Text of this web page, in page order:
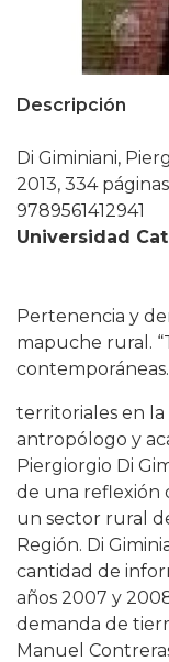
Descripción
Di Giminiani,
2013, 334 páginas
9789561412941
Universidad
Pertenencia y
mapuche rural.
territoriales en la
antropólogo y
Piergiorgio Di
de una reflexión
un sector rural
Región. Di
cantidad de
años 2007 y
demanda de
Manuel